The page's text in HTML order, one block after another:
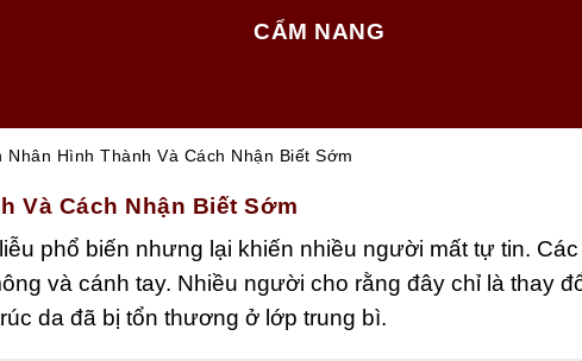
CẨM NANG
Nhân Hình Thành Và Cách Nhận Biết Sớm
Và Cách Nhận Biết Sớm
phổ biến nhưng lại khiến nhiều người mất tự tin.
và cánh tay. Nhiều người cho rằng đây chỉ là thay
da đã bị tổn thương ở lớp trung bì.